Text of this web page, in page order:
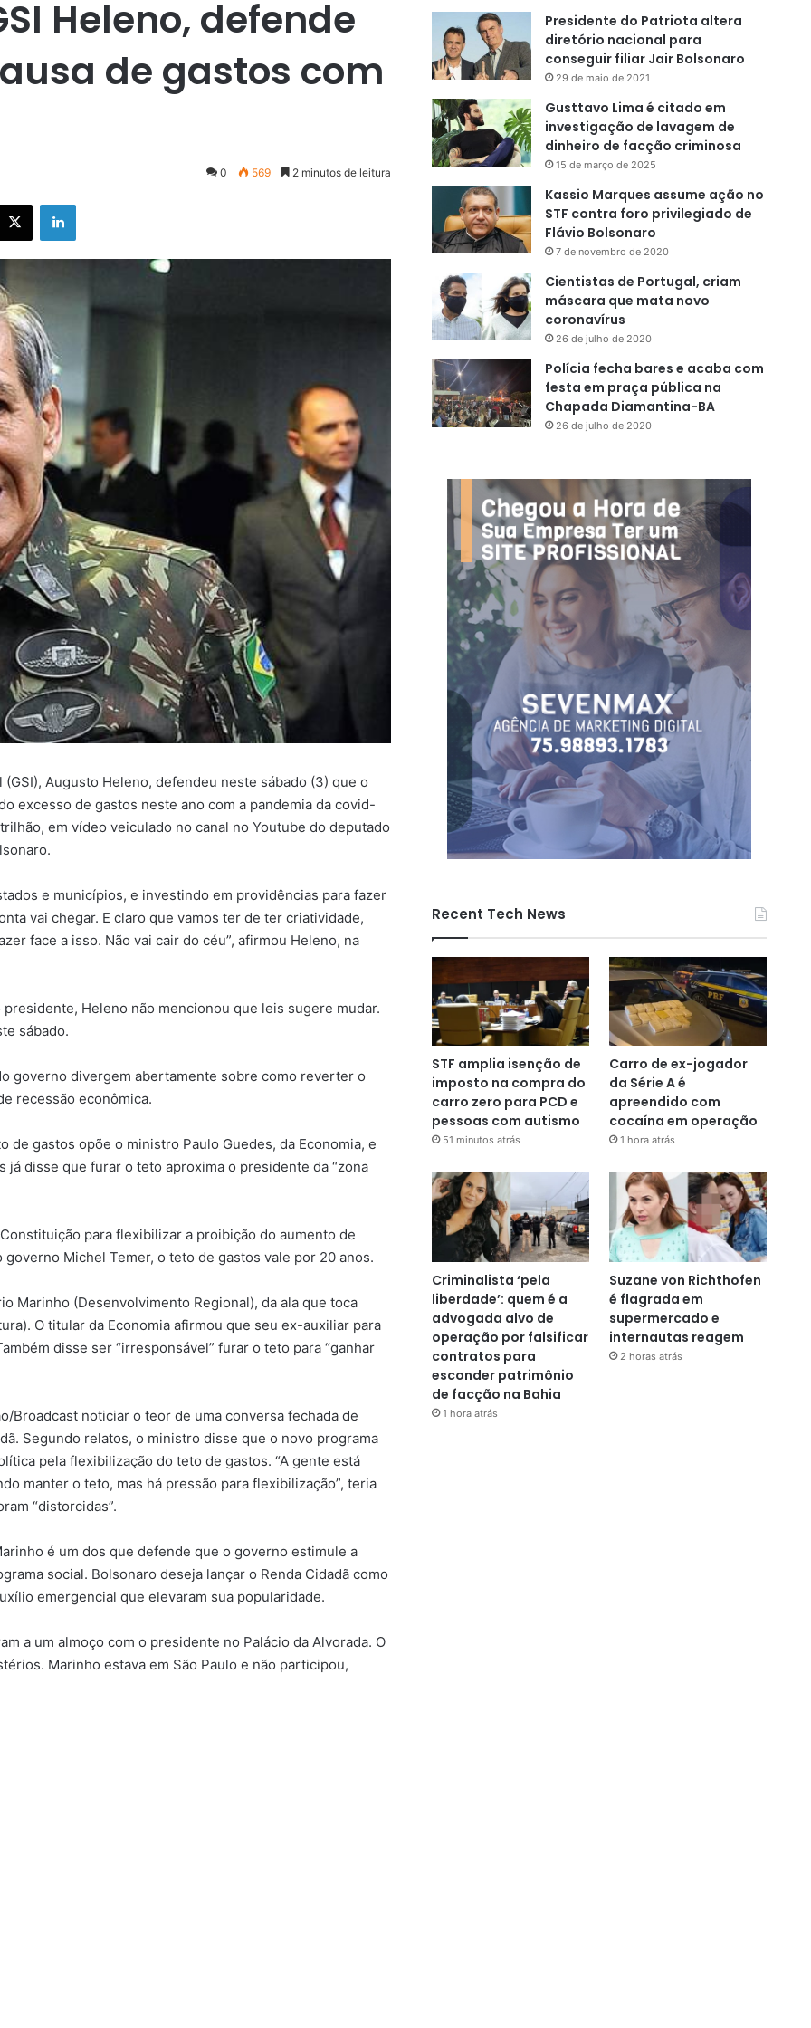
Heleno, defende
de gastos com
0 569 2 minutos de leitura
X
Augusto Heleno, defendeu neste sábado (3) que o
excesso de gastos neste ano com a pandemia da covid-
em vídeo veiculado no canal no Youtube do deputado
e municípios, e investindo em providências para fazer
vai chegar. E claro que vamos ter de ter criatividade,
face a isso. Não vai cair do céu”, afirmou Heleno, na
Heleno não mencionou que leis sugere mudar.
sábado.
governo divergem abertamente sobre como reverter o
recessão econômica.
gastos opõe o ministro Paulo Guedes, da Economia, e
disse que furar o teto aproxima o presidente da “zona
para flexibilizar a proibição do aumento de
Michel Temer, o teto de gastos vale por 20 anos.
Marinho (Desenvolvimento Regional), da ala que toca
O titular da Economia afirmou que seu ex-auxiliar para
disse ser “irresponsável” furar o teto para “ganhar
Broadcast noticiar o teor de uma conversa fechada de
Segundo relatos, o ministro disse que o novo programa
pela flexibilização do teto de gastos. “A gente está
manter o teto, mas há pressão para flexibilização”, teria
“distorcidas”.
é um dos que defende que o governo estimule a
social. Bolsonaro deseja lançar o Renda Cidadã como
emergencial que elevaram sua popularidade.
a um almoço com o presidente no Palácio da Alvorada. O
Marinho estava em São Paulo e não participou,
Presidente do Patriota altera
diretório nacional para
conseguir filiar Jair Bolsonaro
29 de maio de 2021
Gusttavo Lima é citado em
investigação de lavagem de
dinheiro de facção criminosa
15 de março de 2025
Kassio Marques assume ação no
STF contra foro privilegiado de
Flávio Bolsonaro
7 de novembro de 2020
Cientistas de Portugal, criam
máscara que mata novo
coronavírus
26 de julho de 2020
Polícia fecha bares e acaba com
festa em praça pública na
Chapada Diamantina-BA
26 de julho de 2020
Recent Tech News
STF amplia isenção de
imposto na compra do
carro zero para PCD e
pessoas com autismo
51 minutos atrás
Carro de ex-jogador
da Série A é
apreendido com
cocaína em operação
1 hora atrás
Criminalista ‘pela
liberdade’: quem é a
advogada alvo de
operação por falsificar
contratos para
esconder patrimônio
de facção na Bahia
1 hora atrás
Suzane von Richthofen
é flagrada em
supermercado e
internautas reagem
2 horas atrás